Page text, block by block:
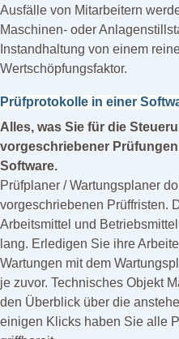
Ausfälle von Mitarbeitern
Maschinen- oder
Instandhaltung von einem
Wertschöpfungsfaktor.
Prüfprotokolle in einer
Alles, was Sie für die
vorgeschriebener
Software.
Prüfplaner / Wartungsplaner
vorgeschriebenen Prüffristen.
Arbeitsmittel und
lang. Erledigen Sie ihre
Wartungen mit dem
je zuvor. Technisches Objekt
den Überblick über die
einigen Klicks haben Sie alle